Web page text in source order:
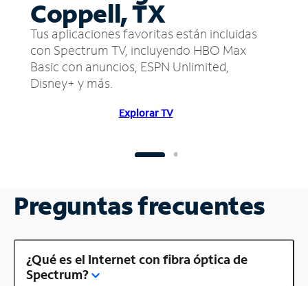
Coppell, TX
Tus aplicaciones favoritas están incluidas
con Spectrum TV, incluyendo HBO Max
Basic con anuncios, ESPN Unlimited,
Disney+ y más.
Explorar TV
Preguntas frecuentes
¿Qué es el Internet con fibra óptica de
Spectrum?